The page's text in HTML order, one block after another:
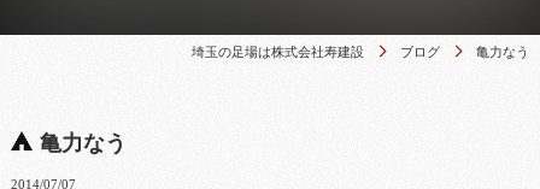
埼玉の足場は株式会社寿建設 ブログ 亀力なう
亀力なう
2014/07/07